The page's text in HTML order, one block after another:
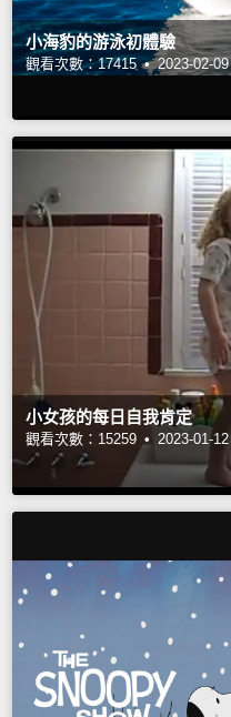
小海豹的游泳初體驗
觀看次數：17415 • 2023-02-09
小女孩的每日自我肯定
觀看次數：15259 • 2023-01-12